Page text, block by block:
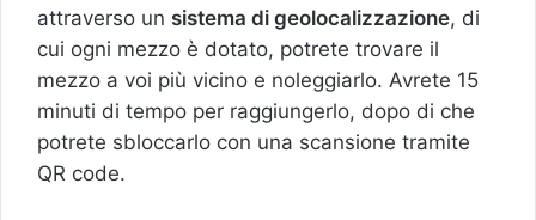
attraverso un sistema di geolocalizzazione, di
cui ogni mezzo è dotato, potrete trovare il
mezzo a voi più vicino e noleggiarlo. Avrete 15
minuti di tempo per raggiungerlo, dopo di che
potrete sbloccarlo con una scansione tramite
QR code.